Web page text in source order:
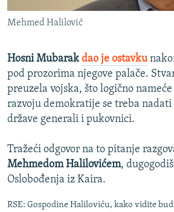
GENOCID U SREBRENICI
POPLAVE I KLIZIŠTA U BIH 2024.
POST SCRIPTUM
MOJA EVROPA
TRI DECENIJE OD RATA U BIH
NASTANAK I RASPAD JUGOSLAVIJE
Sve RFE/RL stranice
Mehmed Halilović
Hosni Mubarak dao je ostavku
pod prozorima njegove palače.
preuzela vojska, što logično
razvoju demokratije se treba nadati
države generali i pukovnici.
Tražeći odgovor na to pitanje
Mehmedom Halilovićem,
Oslobođenja iz Kaira.
RSE: Gospodine Haliloviću, kako vidite